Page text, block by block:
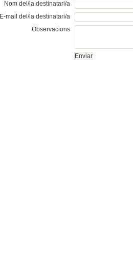
Nom del/la destinatari/a
E-mail del/la destinatari/a
Observacions